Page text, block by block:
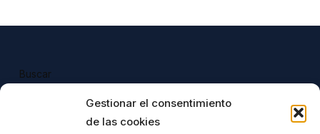
Gestionar el consentimiento
de las cookies
Buscar